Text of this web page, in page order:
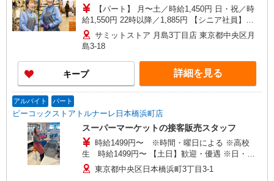
【パート】 月〜土／時給1,450円 日・祝／時
給1,550円 22時以降／1,885円 【シニア社員】
※65歳以上のパート 月〜土／時給1,400円 日・祝
／時給1,500円 22時以降／時給1,820円 【アルバイ
ト】※学生 ■専門･大学生 時給1,450円 22時以降／
時給1,885円 ■高校生 時給1,400円 ★パート・シ
ニア社員／日祝は時給＋100円（22時迄）
サミットストア 月島3丁目店 東京都中央区月
島3-18
キープ 詳細を見る
アルバイト パート
ピーコックストアトルナーレ日本橋浜町店
スーパーマーケットの接客販売スタッフ
時給1499円〜 ※時間・曜日による ※高校
生 時給1499円〜 【土日】歓迎・優遇 ※日・
祝 時給＋50円 ※17:00〜21:45 時給＋50円
※22:00以降 基本時給より25％UP
東京都中央区日本橋浜町3丁目3-1